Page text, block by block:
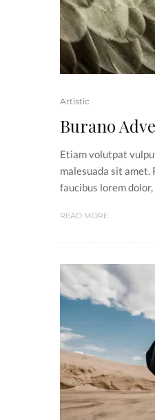
Artistic
Burano
Etiam volutpat
malesuada sit amet.
faucibus lorem
READ MORE